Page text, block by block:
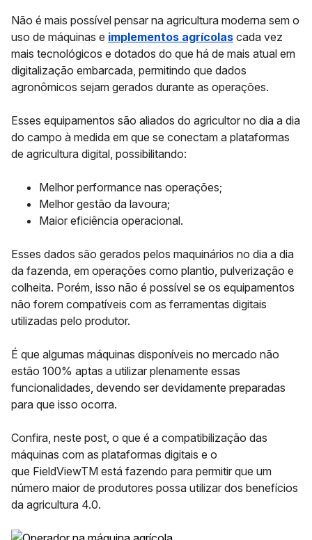
Não é mais possível pensar na agricultura moderna sem o
uso de máquinas e implementos agrícolas cada vez
mais tecnológicos e dotados do que há de mais atual em
digitalização embarcada, permitindo que dados
agronômicos sejam gerados durante as operações.
Esses equipamentos são aliados do agricultor no dia a dia
do campo à medida em que se conectam a plataformas
de agricultura digital, possibilitando:
Melhor performance nas operações;
Melhor gestão da lavoura;
Maior eficiência operacional.
Esses dados são gerados pelos maquinários no dia a dia
da fazenda, em operações como plantio, pulverização e
colheita. Porém, isso não é possível se os equipamentos
não forem compatíveis com as ferramentas digitais
utilizadas pelo produtor.
É que algumas máquinas disponíveis no mercado não
estão 100% aptas a utilizar plenamente essas
funcionalidades, devendo ser devidamente preparadas
para que isso ocorra.
Confira, neste post, o que é a compatibilização das
máquinas com as plataformas digitais e o
que FieldViewTM está fazendo para permitir que um
número maior de produtores possa utilizar dos benefícios
da agricultura 4.0.